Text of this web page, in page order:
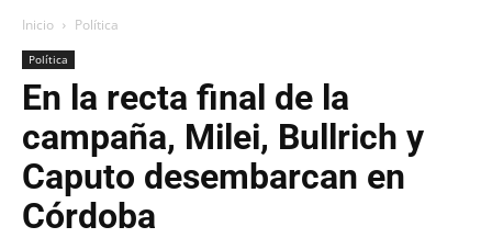
Inicio Política
Política
En la recta final de la
campaña, Milei, Bullrich y
Caputo desembarcan en
Córdoba